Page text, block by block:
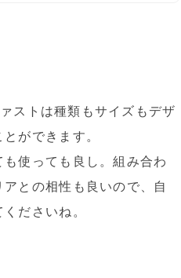
ストは種類もサイズもデザ
ができます。
使っても良し。組み合わ
との相性も良いので、自
ださいね。